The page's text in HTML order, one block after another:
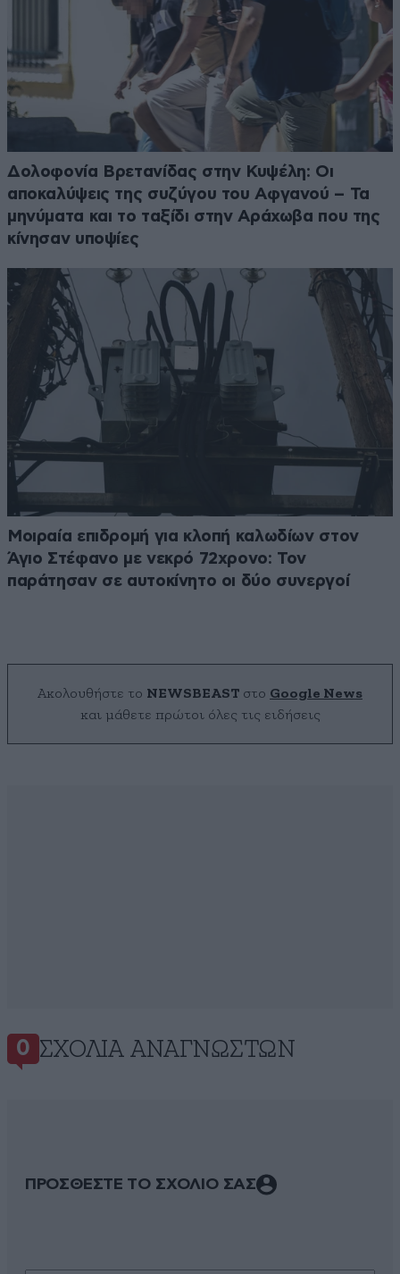
Δολοφονία Βρετανίδας στην Κυψέλη: Οι
αποκαλύψεις της συζύγου του Αφγανού – Τα
μηνύματα και το ταξίδι στην Αράχωβα που της
κίνησαν υποψίες
Μοιραία επιδρομή για κλοπή καλωδίων στον
Άγιο Στέφανο με νεκρό 72χρονο: Τον
παράτησαν σε αυτοκίνητο οι δύο συνεργοί
Ακολουθήστε το NEWSBEAST στο Google News
και μάθετε πρώτοι όλες τις ειδήσεις
0 ΣΧΌΛΙΑ ΑΝΑΓΝΩΣΤΏΝ
ΠΡΟΣΘΕΣΤΕ ΤΟ ΣΧΟΛΙΟ ΣΑΣ